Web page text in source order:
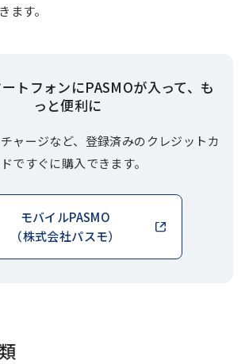
ます。
トフォンにPASMOが入って、も
っと便利に
ャージなど、登録済みのクレジットカ
ですぐに購入できます。
モバイルPASMO
（株式会社パスモ）
新しいウィンドウで